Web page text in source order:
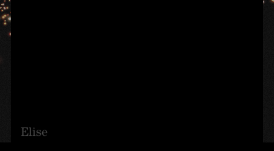
Elise